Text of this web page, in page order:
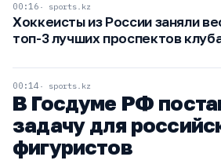
00:16 sports.kz
Хоккеисты из России заняли
топ-3 лучших проспектов
00:14 sports.kz
В Госдуме РФ
задачу для
фигуристов